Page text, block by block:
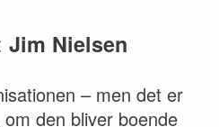
Jim Nielsen
– men det er
den bliver boende